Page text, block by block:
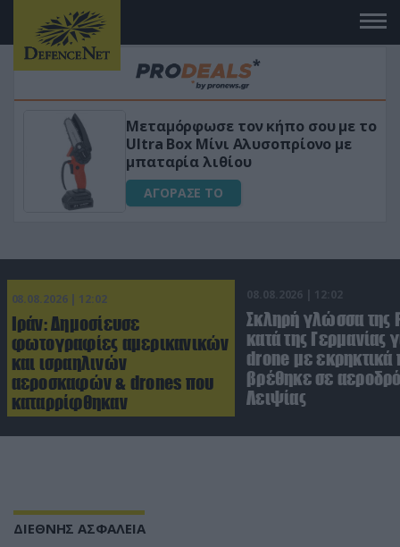
σου με το
«Μαγική» φόρμουλα
για αύξηση της λίμπιντο
ΑΓΟΡΑΣΕ ΤΟ
08.08.2026 | 12:02
Ιράν: Δημοσίευσε
φωτογραφίες αμερικανικών
και ισραηλινών
αεροσκαφών & drones που
καταρρίφθηκαν
08.08.2026 | 12:02
Σκληρή γλώσσα της
κατά της Γερμανίας
drone με εκρηκτικά
βρέθηκε σε
Λειψίας
ΔΙΕΘΝΗΣ ΑΣΦΑΛΕΙΑ